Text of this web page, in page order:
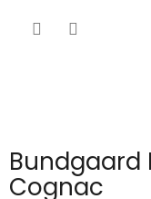
Bundgaard
Cognac